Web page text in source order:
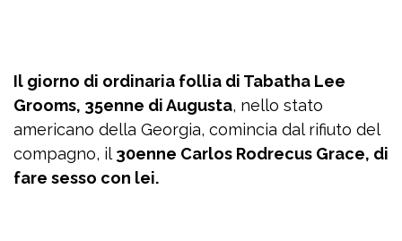
Il giorno di ordinaria follia di Tabatha Lee
Grooms, 35enne di Augusta, nello stato
americano della Georgia, comincia dal rifiuto del
compagno, il 30enne Carlos Rodrecus Grace, di
fare sesso con lei.